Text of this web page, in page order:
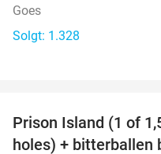
Goes
Solgt: 1.328
Prison Island (1 of
holes) + bitterballen